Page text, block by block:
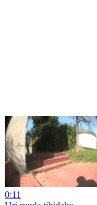
0:11